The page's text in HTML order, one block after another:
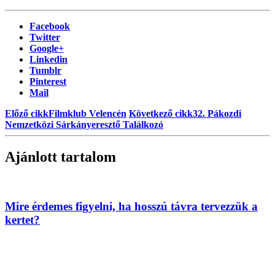
Facebook
Twitter
Google+
Linkedin
Tumblr
Pinterest
Mail
Előző cikkFilmklub Velencén Következő cikk32. Pákozdi
Nemzetközi Sárkányeresztő Találkozó
Ajánlott tartalom
Mire érdemes figyelni, ha hosszú távra tervezzük a
kertet?